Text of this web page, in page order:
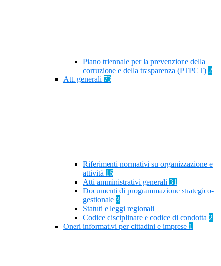
Piano triennale per la prevenzione della
corruzione e della trasparenza (PTPCT) 2
Atti generali 73
Riferimenti normativi su organizzazione e
attività 16
Atti amministrativi generali 31
Documenti di programmazione strategico-
gestionale 3
Statuti e leggi regionali
Codice disciplinare e codice di condotta 2
Oneri informativi per cittadini e imprese 1